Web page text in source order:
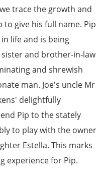
trace the growth and
give his full name. Pip
life and is being
and brother-in-law
and shrewish
man. Joe's uncle Mr
delightfully
Pip to the stately
to play with the owner
Estella. This marks
experience for Pip.